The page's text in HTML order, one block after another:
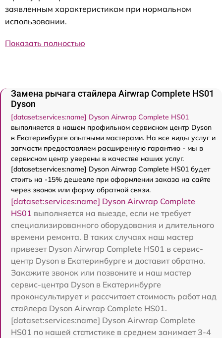
заявленным характеристикам при нормальном
использовании.
Показать полностью
Замена рычага стайлера Airwrap Complete HS01
Dyson
[dataset:services:name] Dyson Airwrap Complete HS01
выполняется в нашем профильном сервисном центр Dyson
в Екатеринбурге опытными мастерами. На все виды услуг и
запчасти предоставляем расширенную гарантию - мы в
сервисном центр уверены в качестве наших услуг.
[dataset:services:name] Dyson Airwrap Complete HS01 будет
стоить на -15% дешевле при оформлении заказа на сайте
через звонок или форму обратной связи.
[dataset:services:name] Dyson Airwrap Complete
HS01 выполняется на выезде, если не требует
специализированного оборудования и длительного
времени ремонта. В таких случаях наш мастер
привезет Dyson Airwrap Complete HS01 в сервис-
центр Dyson в Екатеринбурге и доставит обратно.
Закажите звонок или позвоните и наш мастер
сервис-центра Dyson в Екатеринбурге
проконсультирует и рассчитает стоимость работ над
стайлера Dyson Airwrap Complete HS01.
[dataset:services:name] Dyson Airwrap Complete
HS01 по нашей статистике в среднем занимает 3-4